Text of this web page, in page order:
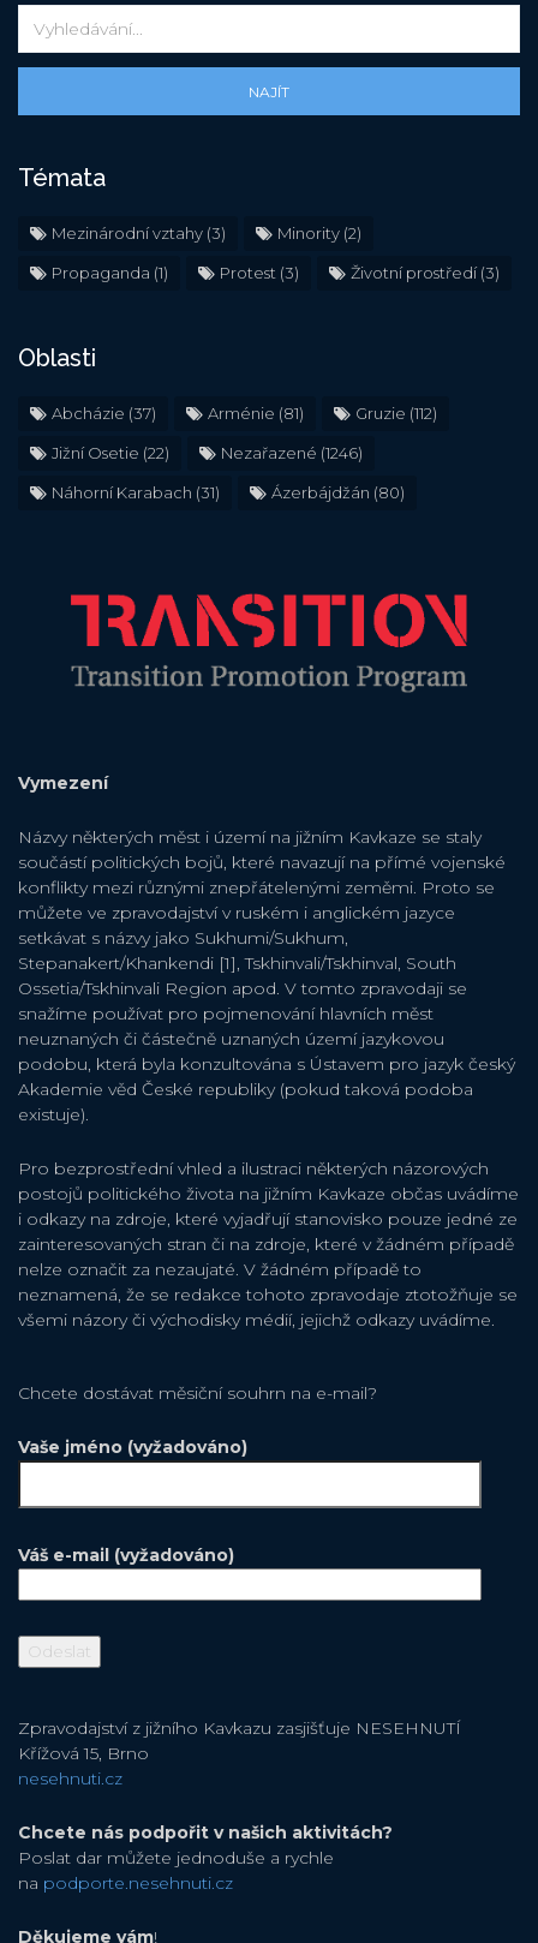
NAJÍT
Témata
Mezinárodní vztahy (3) Minority (2)
Propaganda (1) Protest (3) Životní prostředí(3)
Oblasti
Abcházie (37) Arménie (81) Gruzie (112)
Jižní Osetie (22) Nezařazené (1246)
Náhorní Karabach (31) Ázerbájdžán (80)
Vymezení
Názvy některých měst i území na jižním Kavkaze se staly
součástí politických bojů, které navazují na přímé vojenské
konflikty mezi různými znepřátelenými zeměmi. Proto se
můžete ve zpravodajství v ruském i anglickém jazyce
setkávat s názvy jako Sukhumi/Sukhum,
Stepanakert/Khankendi [1], Tskhinvali/Tskhinval, South
Ossetia/Tskhinvali Region apod. V tomto zpravodaji se
snažíme používat pro pojmenování hlavních měst
neuznaných či částečně uznaných území jazykovou
podobu, která byla konzultována s Ústavem pro jazyk český
Akademie věd České republiky (pokud taková podoba
existuje).
Pro bezprostřední vhled a ilustraci některých názorových
postojů politického života na jižním Kavkaze občas uvádíme
i odkazy na zdroje, které vyjadřují stanovisko pouze jedné ze
zainteresovaných stran či na zdroje, které v žádném případě
nelze označit za nezaujaté. V žádném případě to
neznamená, že se redakce tohoto zpravodaje ztotožňuje se
všemi názory či východisky médií, jejichž odkazy uvádíme.
Chcete dostávat měsiční souhrn na e-mail?
Vaše jméno (vyžadováno)
Váš e-mail (vyžadováno)
Zpravodajství z jižního Kavkazu zasjišťuje NESEHNUTÍ
Křížová 15, Brno
nesehnuti.cz
Chcete nás podpořit v našich aktivitách?
Poslat dar můžete jednoduše a rychle
na podporte.nesehnuti.cz
Děkujeme vám!